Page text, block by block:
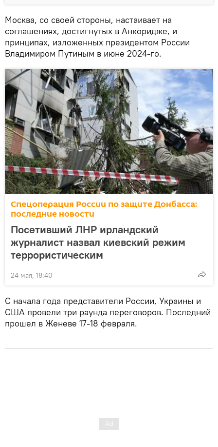
Москва, со своей стороны, настаивает на
соглашениях, достигнутых в Анкоридже, и
принципах, изложенных президентом России
Владимиром Путиным в июне 2024-го.
Спецоперация России по защите Донбасса:
последние новости
Посетивший ЛНР ирландский
журналист назвал киевский режим
террористическим
24 мая, 18:40
С начала года представители России, Украины и
США провели три раунда переговоров. Последний
прошел в Женеве 17-18 февраля.